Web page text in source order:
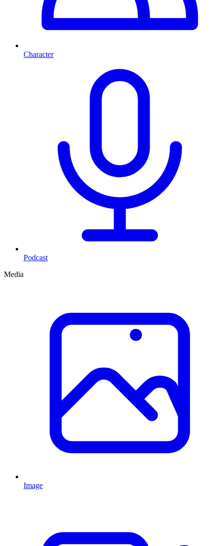
Character
Podcast
Media
Image